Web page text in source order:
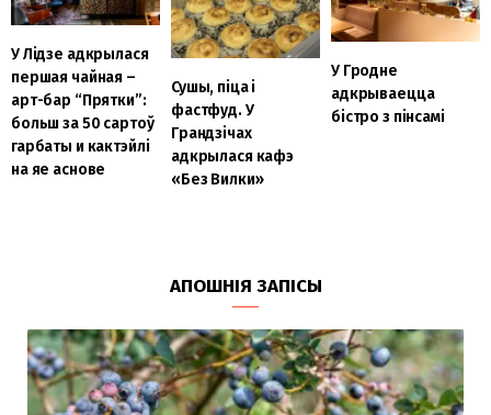
У Лідзе адкрылася
першая чайная –
арт-бар “Прятки”:
больш за 50 сартоў
гарбаты и кактэйлі
на яе аснове
Сушы, піца і
фастфуд. У
Грандзічах
адкрылася кафэ
«Без Вилки»
У Гродне
адкрываецца
бістро з пінсамі
АПОШНІЯ ЗАПІСЫ